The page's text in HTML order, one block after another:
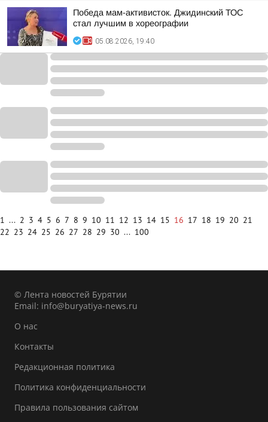
Победа мам-активисток. Джидинский ТОС
стал лучшим в хореографии
05.08.2026, 19:40
1 ... 2 3 4 5 6 7 8 9 10 11 12 13 14 15 16 17 18 19 20 21
22 23 24 25 26 27 28 29 30 ... 100
© Лента новостей Бурятии
Email: info@buryatiya-news.ru
О нас
Контакты
Редакционная политика
Политика конфиденциальности
Правила пользования сайтом